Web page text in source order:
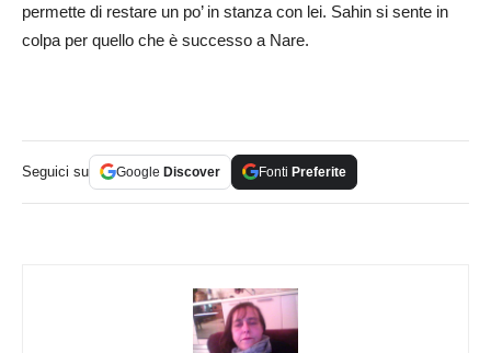
permette di restare un po’ in stanza con lei. Sahin si sente in
colpa per quello che è successo a Nare.
Seguici su Google Discover Fonti Preferite